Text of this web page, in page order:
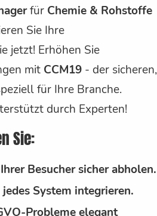
für Chemie & Rohstoffe
Sie Ihre
jetzt! Erhöhen Sie
mit CCM19 - der sicheren,
für Ihre Branche.
durch Experten!
Sie:
Besucher sicher abholen.
System integrieren.
Probleme elegant